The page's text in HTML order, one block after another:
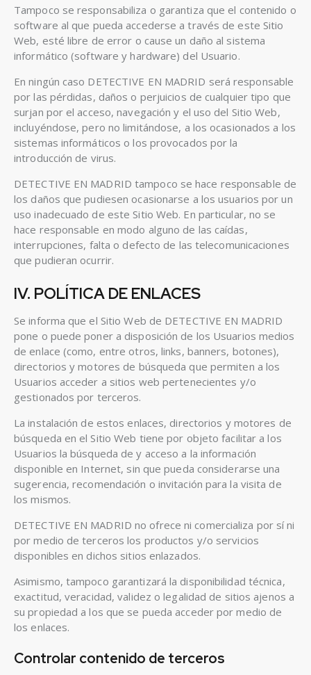
Tampoco se responsabiliza o garantiza que el contenido o
software al que pueda accederse a través de este Sitio
Web, esté libre de error o cause un daño al sistema
informático (software y hardware) del Usuario.
En ningún caso DETECTIVE EN MADRID será responsable
por las pérdidas, daños o perjuicios de cualquier tipo que
surjan por el acceso, navegación y el uso del Sitio Web,
incluyéndose, pero no limitándose, a los ocasionados a los
sistemas informáticos o los provocados por la
introducción de virus.
DETECTIVE EN MADRID tampoco se hace responsable de
los daños que pudiesen ocasionarse a los usuarios por un
uso inadecuado de este Sitio Web. En particular, no se
hace responsable en modo alguno de las caídas,
interrupciones, falta o defecto de las telecomunicaciones
que pudieran ocurrir.
IV. POLÍTICA DE ENLACES
Se informa que el Sitio Web de DETECTIVE EN MADRID
pone o puede poner a disposición de los Usuarios medios
de enlace (como, entre otros, links, banners, botones),
directorios y motores de búsqueda que permiten a los
Usuarios acceder a sitios web pertenecientes y/o
gestionados por terceros.
La instalación de estos enlaces, directorios y motores de
búsqueda en el Sitio Web tiene por objeto facilitar a los
Usuarios la búsqueda de y acceso a la información
disponible en Internet, sin que pueda considerarse una
sugerencia, recomendación o invitación para la visita de
los mismos.
DETECTIVE EN MADRID no ofrece ni comercializa por sí ni
por medio de terceros los productos y/o servicios
disponibles en dichos sitios enlazados.
Asimismo, tampoco garantizará la disponibilidad técnica,
exactitud, veracidad, validez o legalidad de sitios ajenos a
su propiedad a los que se pueda acceder por medio de
los enlaces.
Controlar contenido de terceros